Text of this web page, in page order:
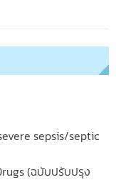
sepsis/septic
(ฉบับปรับปรุง